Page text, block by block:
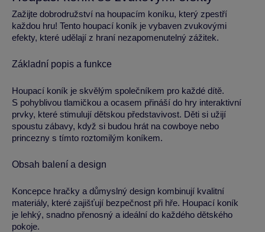
Zažijte dobrodružství na houpacím koníku, který zpestří
každou hru! Tento houpací koník je vybaven zvukovými
efekty, které udělají z hraní nezapomenutelný zážitek.
Základní popis a funkce
Houpací koník je skvělým společníkem pro každé dítě.
S pohyblivou tlamičkou a ocasem přináší do hry interaktivní
prvky, které stimulují dětskou představivost. Děti si užijí
spoustu zábavy, když si budou hrát na cowboye nebo
princezny s tímto roztomilým koníkem.
Obsah balení a design
Koncepce hračky a důmyslný design kombinují kvalitní
materiály, které zajišťují bezpečnost při hře. Houpací koník
je lehký, snadno přenosný a ideální do každého dětského
pokoje.